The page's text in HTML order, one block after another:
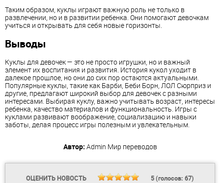
Таким образом, куклы играют важную роль не только в
развлечении, но и в развитии ребенка. Они помогают девочкам
учиться и открывать для себя новые горизонты.
Выводы
Куклы для девочек — это не просто игрушки, но и важный
элемент их воспитания и развития. История кукол уходит в
далекое прошлое, но они до сих пор остаются актуальными.
Популярные куклы, такие как Барби, Беби Борн, ЛОЛ Сюрприз и
другие, предлагают широкий выбор для девочек с разными
интересами. Выбирая куклу, важно учитывать возраст, интересы
ребенка, качество материалов и функциональность. Игры с
куклами развивают воображение, социализацию и навыки
заботы, делая процесс игры полезным и увлекательным.
Автор: Admin Мир переводов
ОЦЕНИТЬ НОВОСТЬ 5(голосов: 67)